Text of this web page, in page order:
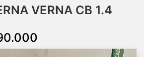
VERNA CB 1.4